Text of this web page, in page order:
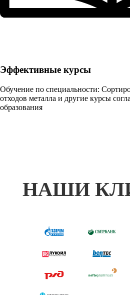
Эффективные курсы
Обучение по специальности:
отходов металла и другие курсы
образования
НАШИ